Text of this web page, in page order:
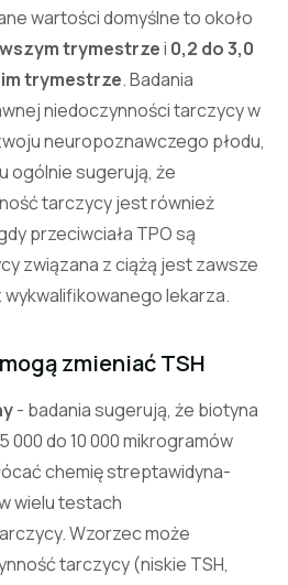
wartości domyślne to około
trymestrzei 0,2 do 3,0
trymestrze. Badania
niedoczynności tarczycy w
neuropoznawczego płodu,
ogólnie sugerują, że
tarczycy jest również
przeciwciała TPO są
związana z ciążą jest zawsze
lekarza.
zmieniać TSH
- badania sugerują, że biotyna
000 do 10 000 mikrogramów
chemię streptawidyna-
wielu testach
Wzorzec może
tarczycy (niskie TSH,